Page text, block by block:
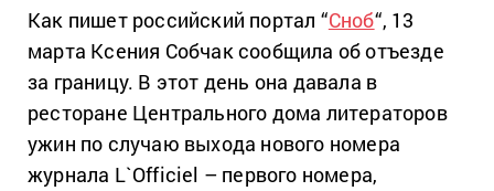
Как пишет российский портал “Сноб“, 13
марта Ксения Собчак сообщила об отъезде
за границу. В этот день она давала в
ресторане Центрального дома литераторов
ужин по случаю выхода нового номера
журнала L`Officiel – первого номера,